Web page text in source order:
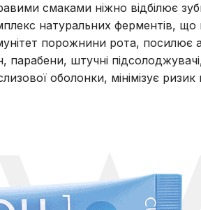
смаками ніжно відбілює
натуральних ферментів,
порожнини рота, посилює
штучні
оболонки, мінімізує